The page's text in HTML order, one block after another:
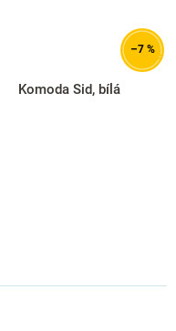
–7 %
Komoda Sid, bílá